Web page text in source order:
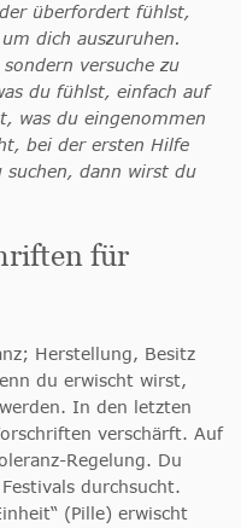
überfordert fühlst,
dich auszuruhen.
versuche zu
du fühlst, einfach auf
was du eingenommen
bei der ersten Hilfe
suchen, dann wirst du
für
Herstellung, Besitz
du erwischt wirst,
In den letzten
verschärft. Auf
Regelung. Du
durchsucht.
(Pille) erwischt